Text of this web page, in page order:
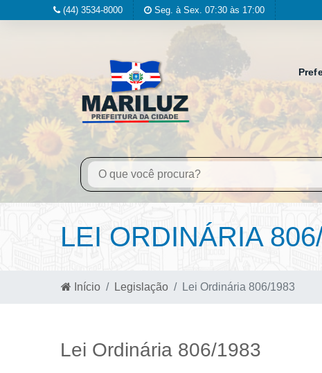
(44) 3534-8000 Seg. à Sex. 07:30 às 17:00
LEI ORDINÁRIA
Início Legislação Lei Ordinária 806/1983
Lei Ordinária 806/1983